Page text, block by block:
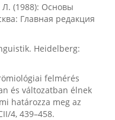
(1988): Основы
Главная редакция
Heidelberg:
felmérés
és változatban élnek
határozza meg az
4, 439–458.